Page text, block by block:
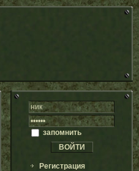
запомнить
Регистрация